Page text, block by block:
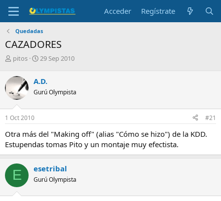
Acceder Regístrate
Quedadas
CAZADORES
I
i
c
i
a
d
o
d
e
l
t
e
m
a
pitos
F
h
a
e
i
c
i
29 Sep 2010
A.D.
Gurú Olympista
1 Oct 2010 #21
Otra más del "Making off" (alias "Cómo se hizo") de la KDD.
Estupendas tomas Pito y un montaje muy efectista.
E esetribal
Gurú Olympista